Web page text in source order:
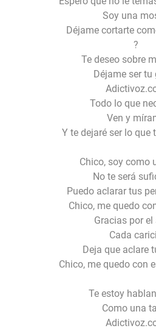
Soy una
Déjame cortarte
?
Te deseo sobre
Déjame ser tu
Todo lo que
Ven y
Y te dejaré ser lo que
Chico, soy como
No te será
Puedo aclarar tus
Chico, me quedo
Gracias por el
Cada
Deja que aclare
Chico, me quedo con
Te estoy
Como una